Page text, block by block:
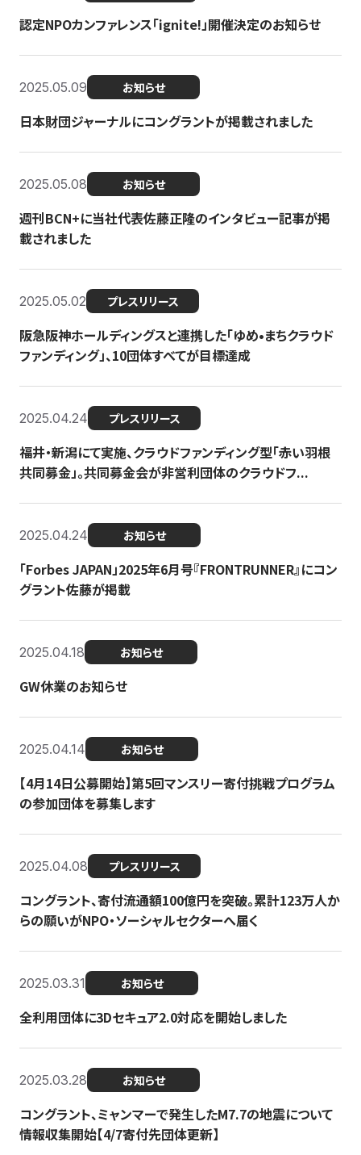
認定NPOカンファレンス「ignite!」開催決定のお知らせ
2025.05.09 お知らせ
日本財団ジャーナルにコングラントが掲載されました
2025.05.08 お知らせ
週刊BCN+に当社代表佐藤正隆のインタビュー記事が掲
載されました
2025.05.02 プレスリリース
阪急阪神ホールディングスと連携した「ゆめ•まちクラウド
ファンディング」、10団体すべてが目標達成
2025.04.24 プレスリリース
福井・新潟にて実施、クラウドファンディング型「赤い羽根
共同募金」。共同募金会が非営利団体のクラウドフ...
2025.04.24 お知らせ
「Forbes JAPAN」2025年6月号『FRONTRUNNER』にコン
グラント佐藤が掲載
2025.04.18 お知らせ
GW休業のお知らせ
2025.04.14 お知らせ
【4月14日公募開始】第5回マンスリー寄付挑戦プログラム
の参加団体を募集します
2025.04.08 プレスリリース
コングラント、寄付流通額100億円を突破。累計123万人か
らの願いがNPO・ソーシャルセクターへ届く
2025.03.31 お知らせ
全利用団体に3Dセキュア2.0対応を開始しました
2025.03.28 お知らせ
コングラント、ミャンマーで発生したM7.7の地震について
情報収集開始【4/7寄付先団体更新】